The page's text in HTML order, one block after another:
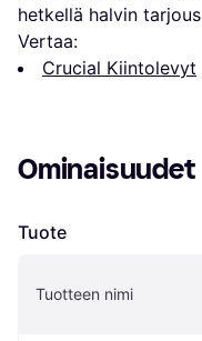
hetkellä halvin tarjous
Vertaa:
Crucial Kiintolevyt
Ominaisuudet
Tuote
Tuotteen nimi